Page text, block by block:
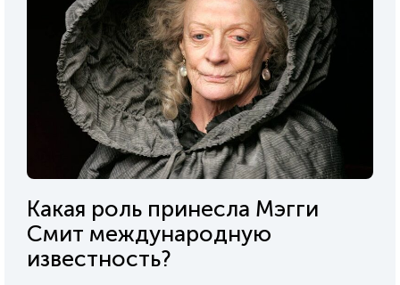
Какая роль принесла Мэгги
Смит международную
известность?